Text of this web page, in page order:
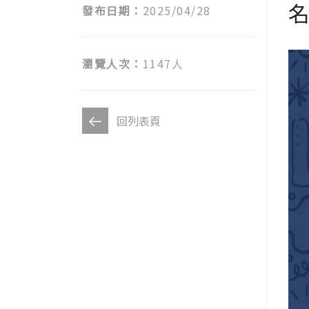
發布日期： 2025/04/28
瀏覽人次： 1147人
回列表頁